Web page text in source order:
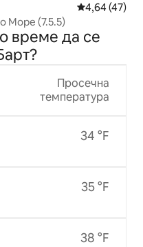
Просечна
4,64 (47)
Море (7.5.5)
време да се
Просечна
температура
34 °F
35 °F
38 °F